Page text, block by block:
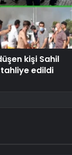
kişi Sahil
edildi